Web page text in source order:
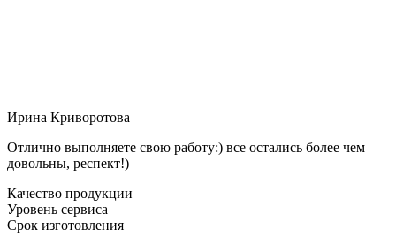
Ирина Криворотова
Отлично выполняете свою работу:) все остались более чем
довольны, респект!)
Качество продукции
Уровень сервиса
Срок изготовления